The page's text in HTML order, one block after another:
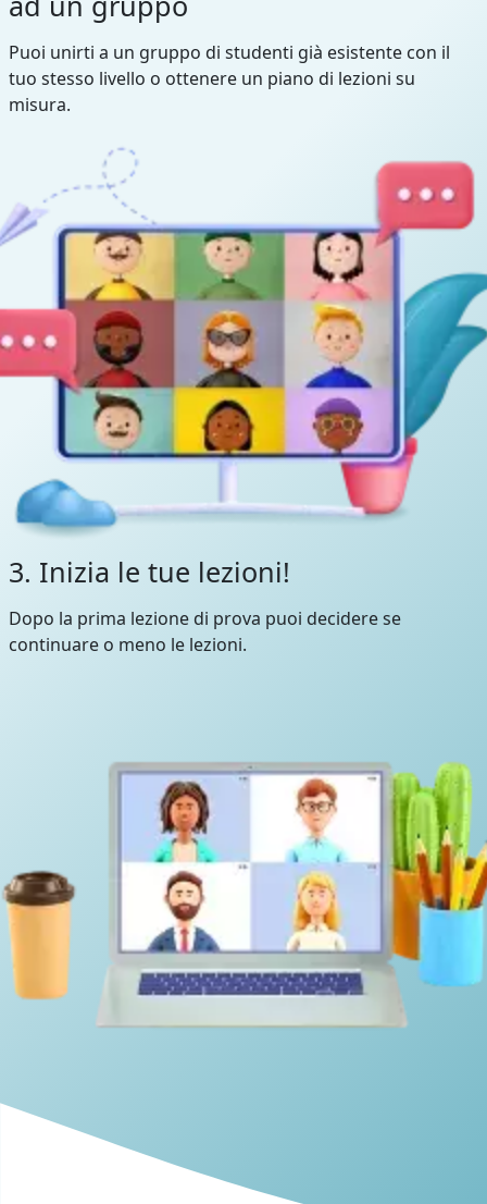
Puoi unirti a un gruppo di studenti già esistente con il
tuo stesso livello o ottenere un piano di lezioni su
misura.
3. Inizia le tue lezioni!
Dopo la prima lezione di prova puoi decidere se
continuare o meno le lezioni.